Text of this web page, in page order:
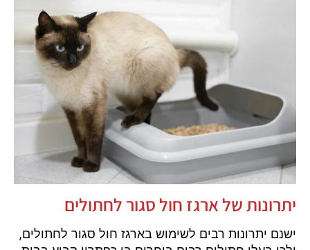
יתרונות של ארגז חול סגור לחתולים
ישנם יתרונות רבים לשימוש בארגז חול סגור לחתולים,